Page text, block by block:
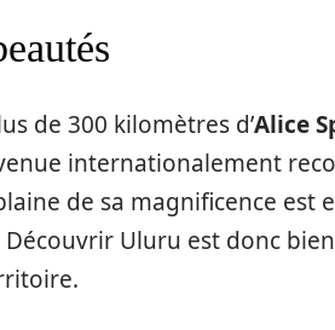
de 300 kilomètres d’Alice
internationalement
de sa magnificence est
Uluru est donc